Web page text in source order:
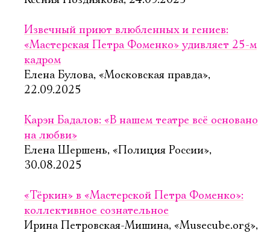
Извечный приют влюбленных и гениев:
«Мастерская Петра Фоменко» удивляет 25-м
кадром
Елена Булова, «Московская правда»,
22.09.2025
Карэн Бадалов: «В нашем театре всё основано
на любви»
Елена Шершень, «Полиция России»,
30.08.2025
«Тёркин» в «Мастерской Петра Фоменко»:
коллективное сознательное
Ирина Петровская-Мишина, «Musecube.org»,